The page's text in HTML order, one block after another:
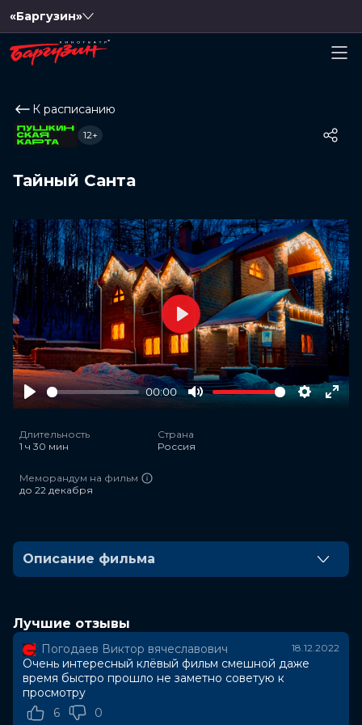
«Баргузин»
К расписанию
Тайный Санта
12+
Play
00:00
Play
Длительность
1 ч 30 мин
Страна
Россия
Меморандум на фильм
до 22 декабря
Описание фильма
эту зимнюю пору, когда на улице повелевает вьюга,
снегопад или наоборот промозглая погода, что не
хочется выходить из теплого дома – есть столько
способов развлечься самому и позабавить свое
окружение. Игра «Тайный Санта» пришел к нам из-за
границы, но уже успел облюбовать офисные
помещения, школьные или студенческие классы,
Лучшие отзывы
Погодаев Виктор вячеславович 18.12.2022
Очень интересный клёвый фильм смешной даже
время быстро прошло не заметно советую к
просмотру
6
0